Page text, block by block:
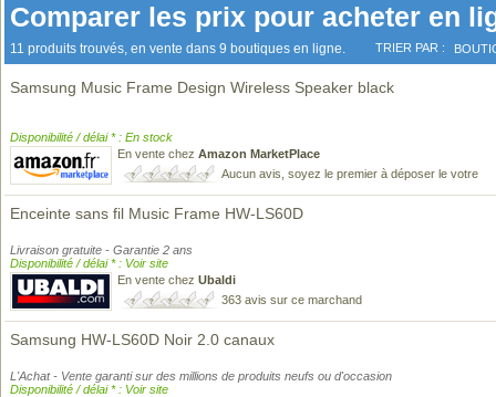
Comparer les prix pour acheter en
11 produits trouvés, en vente dans 9 boutiques en ligne. TRIER PAR :
Samsung Music Frame Design Wireless Speaker black
Disponibilité / délai * : En stock
En vente chez Amazon MarketPlace
Aucun avis, soyez le premier à déposer le votre
Enceinte sans fil Music Frame HW-LS60D
Livraison gratuite - Garantie 2 ans
Disponibilité / délai * : Voir site
En vente chez Ubaldi
363 avis sur ce marchand
Samsung HW-LS60D Noir 2.0 canaux
L'Achat - Vente garanti sur des millions de produits neufs ou d'occasion
Disponibilité / délai * : Voir site